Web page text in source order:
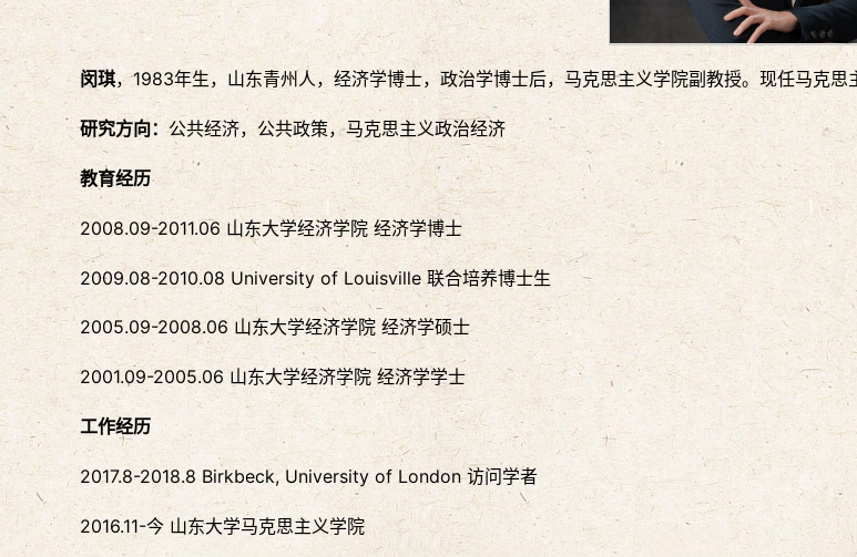
闵琪，1983年生，山东青州人，经济学博士，政治学博士后，马克思主义学院副教授。现任马克思
研究方向： 公共经济，公共政策，马克思主义政治经济
教育经历
2008.09-2011.06 山东大学经济学院 经济学博士
2009.08-2010.08 University of Louisville 联合培养博士生
2005.09-2008.06 山东大学经济学院 经济学硕士
2001.09-2005.06 山东大学经济学院 经济学学士
工作经历
2017.8-2018.8 Birkbeck, University of London 访问学者
2016.11-今 山东大学马克思主义学院